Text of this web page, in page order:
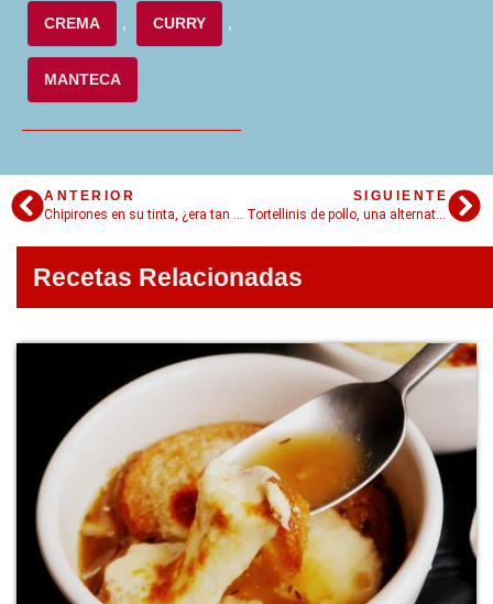
CREMA , CURRY ,
MANTECA
ANTERIOR
Chipirones en su tinta, ¿era tan fácil?
SIGUIENTE
Tortellinis de pollo, una alternativa del típico plato italiano
Recetas Relacionadas